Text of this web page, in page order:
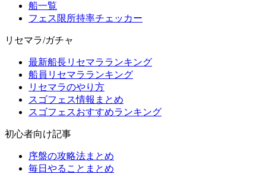
船一覧
フェス限所持率チェッカー
リセマラ/ガチャ
最新船長リセマラランキング
船員リセマラランキング
リセマラのやり方
スゴフェス情報まとめ
スゴフェスおすすめランキング
初心者向け記事
序盤の攻略法まとめ
毎日やることまとめ